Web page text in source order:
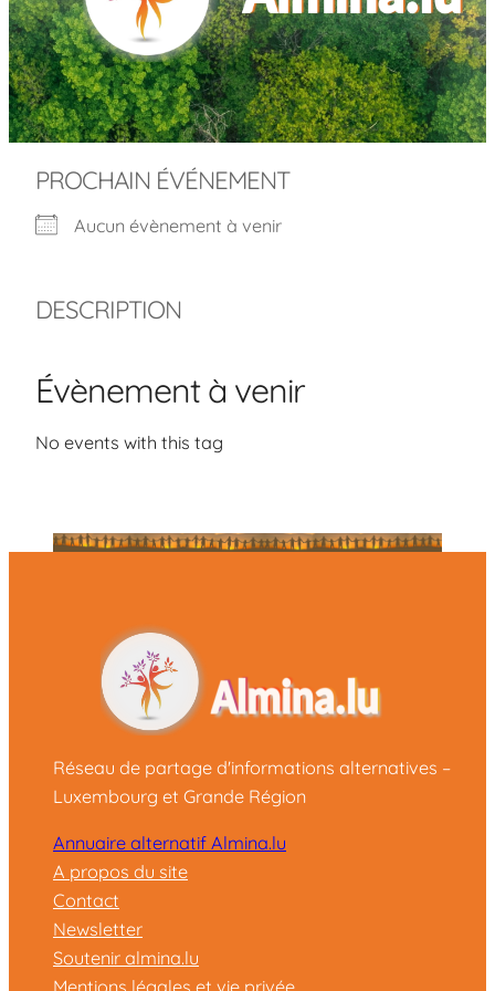
PROCHAIN ÉVÉNEMENT
Aucun évènement à venir
DESCRIPTION
Évènement à venir
No events with this tag
Réseau de partage d'informations alternatives –
Luxembourg et Grande Région
Annuaire alternatif Almina.lu
A propos du site
Contact
Newsletter
Soutenir almina.lu